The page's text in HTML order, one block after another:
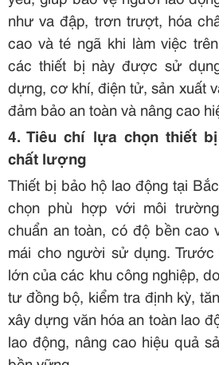
như va đập, trơn trượt, hóa
cao và té ngã khi làm việc
các thiết bị này được sử
dựng, cơ khí, điện tử, sản xuất
đảm bảo an toàn và nâng cao
4.Tiêu chí lựa chọn thiết
chất lượng
Thiết bị bảo hộ lao động tại
chọn phù hợp với môi
chuẩn an toàn, có độ bền cao
mái cho người sử dụng.
lớn của các khu công nghiệp,
tư đồng bộ, kiểm tra định kỳ,
xây dựng văn hóa an toàn lao
lao động, nâng cao hiệu quả